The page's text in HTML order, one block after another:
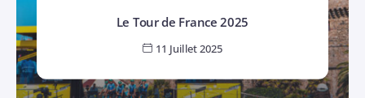
Le Tour de France 2025
11 Juillet 2025